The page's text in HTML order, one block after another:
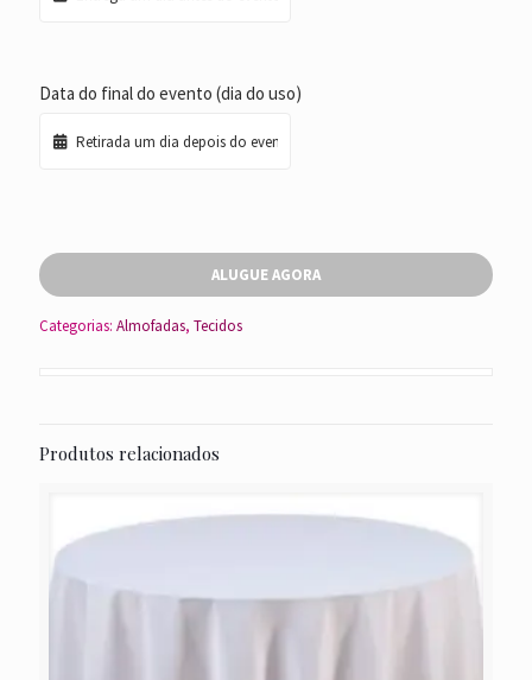
Data do final do evento (dia do uso)
ALUGUE AGORA
Categorias: Almofadas, Tecidos
Produtos relacionados